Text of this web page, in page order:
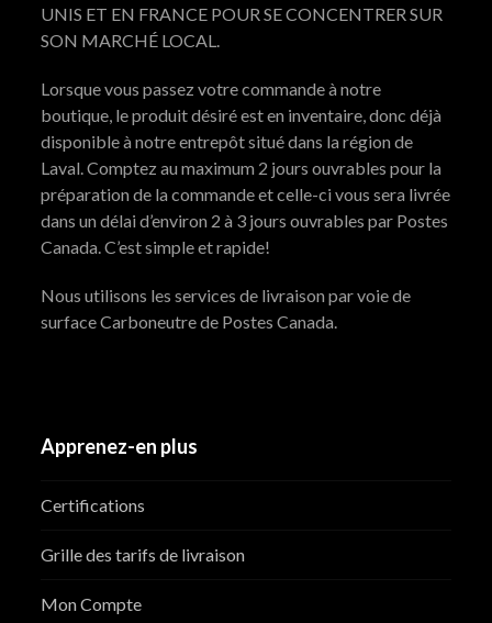
UNIS ET EN FRANCE POUR SE CONCENTRER SUR
SON MARCHÉ LOCAL.
Lorsque vous passez votre commande à notre
boutique, le produit désiré est en inventaire, donc déjà
disponible à notre entrepôt situé dans la région de
Laval. Comptez au maximum 2 jours ouvrables pour la
préparation de la commande et celle-ci vous sera livrée
dans un délai d’environ 2 à 3 jours ouvrables par Postes
Canada. C’est simple et rapide!
Nous utilisons les services de livraison par voie de
surface Carboneutre de Postes Canada.
Apprenez-en plus
Certifications
Grille des tarifs de livraison
Mon Compte